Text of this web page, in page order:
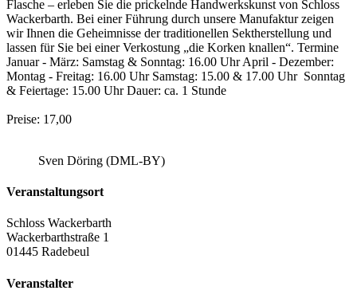
Flasche – erleben Sie die prickelnde Handwerkskunst von Schloss
Wackerbarth. Bei einer Führung durch unsere Manufaktur zeigen
wir Ihnen die Geheimnisse der traditionellen Sektherstellung und
lassen für Sie bei einer Verkostung „die Korken knallen“. Termine
Januar - März: Samstag & Sonntag: 16.00 Uhr April - Dezember:
Montag - Freitag: 16.00 Uhr Samstag: 15.00 & 17.00 Uhr Sonntag
& Feiertage: 15.00 Uhr Dauer: ca. 1 Stunde
Preise: 17,00
Sven Döring (DML-BY)
Veranstaltungsort
Schloss Wackerbarth
Wackerbarthstraße 1
01445 Radebeul
Veranstalter